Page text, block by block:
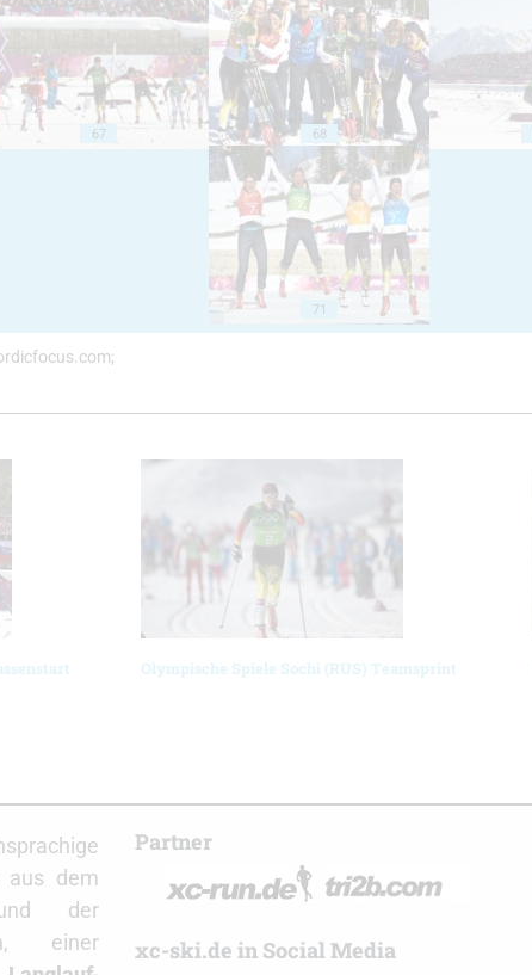
67 68
71
Olympische Spiele Sochi (RUS) Teamsprint
aus dem
der
einer
Partner
xc-ski.de in Social Media